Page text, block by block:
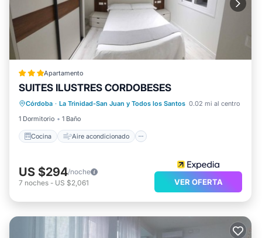
Apartamento
SUITES ILUSTRES CORDOBESES
Córdoba · La Trinidad-San Juan y Todos los Santos 0.02 mi al centro
1 Dormitorio
1 Baño
Cocina Aire acondicionado
Cocina Aire acondicionado
Apto para niños
US $294/noche
7 noches - US $2,061 VER OFERTA